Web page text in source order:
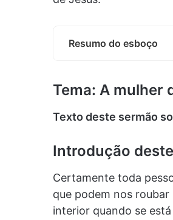
Resumo do esboço
Tema: A mulher
Texto deste sermão
Introdução
Certamente toda
que podem nos
interior quando se